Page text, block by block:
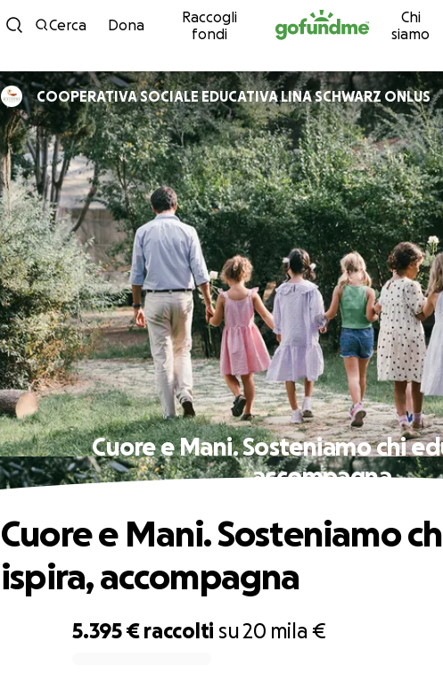
Vai al contenuto
Cerca Dona
Raccogli
fondi
Chi
siamo
COOPERATIVA SOCIALE EDUCATIVA LINA SCHWARZ ONLUS
Cuore e Mani. Sosteniamo chi
accompagna
5.395 € raccolti su20 mila €
Cuore e Mani. Sosteniamo
ispira, accompagna